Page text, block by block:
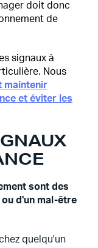
doit donc
de
signaux à
Nous
maintenir
et éviter les
sont des
d'un mal-être
quelqu'un